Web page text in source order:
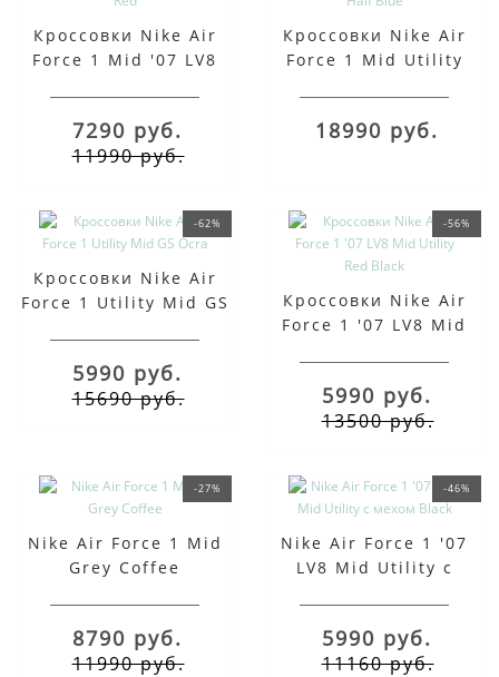
Кроссовки Nike Air
Force 1 Mid '07 LV8
7290 руб.
11990 руб.
Кроссовки Nike Air
Force 1 Mid Utility
18990 руб.
-62%
Кроссовки Nike Air
Force 1 Utility Mid GS
5990 руб.
15690 руб.
-56%
Кроссовки Nike Air
Force 1 '07 LV8 Mid
5990 руб.
13500 руб.
-27%
Nike Air Force 1 Mid
Grey Coffee
8790 руб.
11990 руб.
-46%
Nike Air Force 1 '07
LV8 Mid Utility с
5990 руб.
11160 руб.